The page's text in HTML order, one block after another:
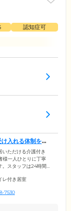
認知症可
入れる体制を整
いただける介護付き
様一人ひとりに丁寧
。スタッフは24時間
携により、特別な
さい。ご入居者
レ付き居室
7530